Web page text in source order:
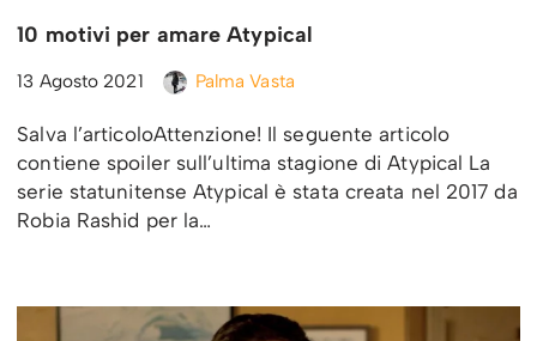
10 motivi per amare Atypical
13 Agosto 2021 Palma Vasta
Salva l’articoloAttenzione! Il seguente articolo
contiene spoiler sull’ultima stagione di Atypical La
serie statunitense Atypical è stata creata nel 2017 da
Robia Rashid per la…